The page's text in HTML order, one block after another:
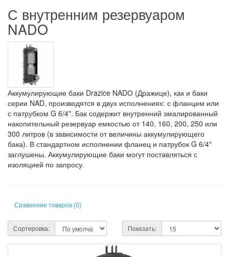
С внутренним резервуаром
NADO
Аккумулирующие баки Drazice NADО (Дражице), как и баки
серии NAD, производятся в двух исполнениях: с фланцем или
с патрубком G 6/4". Бак содержит внутренний эмалированный
накопительный резервуар емкостью от 140, 160, 200, 250 или
300 литров (в зависимости от величины аккумулирующего
бака). В стандартном исполнении фланец и патрубок G 6/4"
заглушены. Аккумулирующие баки могут поставляться с
изоляцией по запросу.
Сравнение товаров (0)
Сортировка: Показать: